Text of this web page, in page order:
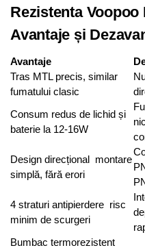
Rezistenta Voopoo
Avantaje și
Avantaje
Tras MTL precis, similar
fumatului clasic
Consum redus de lichid și
baterie la 12-16W
Design direcțional montare
simplă, fără erori
4 straturi antipierdere risc
minim de scurgeri
Bumbac termorezistent